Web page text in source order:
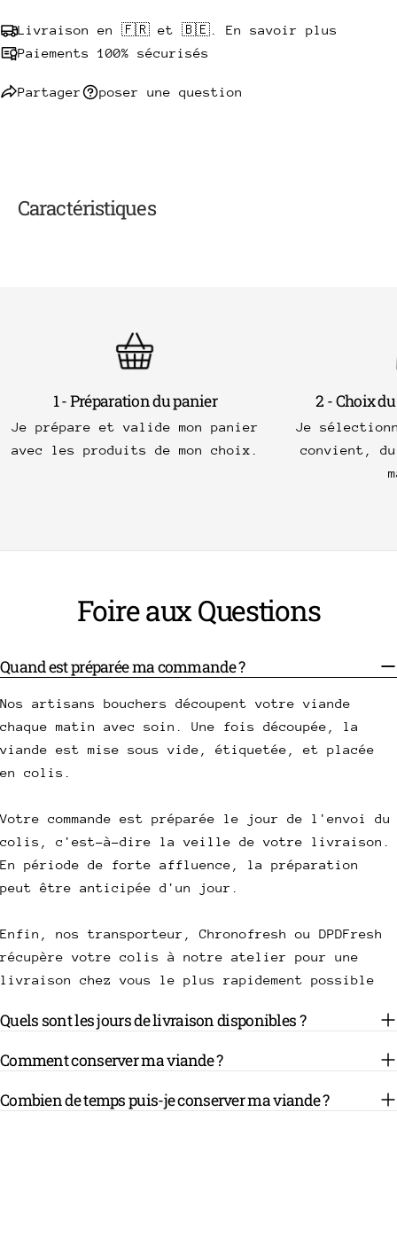
Livraison en 🇫🇷 et 🇧🇪. En savoir plus
Paiements 100% sécurisés
Partager poser une question
Caractéristiques
1 - Préparation du panier
Je prépare et valide mon panier
avec les produits de mon choix.
2 - Choix
Je
convient,
Foire aux Questions
Quand est préparée ma commande ?
Nos artisans bouchers découpent votre viande
chaque matin avec soin. Une fois découpée, la
viande est mise sous vide, étiquetée, et placée
en colis.
Votre commande est préparée le jour de l'envoi du
colis, c'est-à-dire la veille de votre livraison.
En période de forte affluence, la préparation
peut être anticipée d'un jour.
Enfin, nos transporteur, Chronofresh ou DPDFresh
récupère votre colis à notre atelier pour une
livraison chez vous le plus rapidement possible
Quels sont les jours de livraison disponibles ?
Comment conserver ma viande ?
Combien de temps puis-je conserver ma viande ?